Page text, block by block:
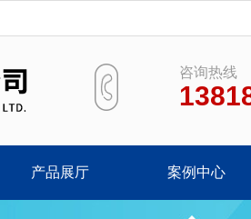
咨询热线
产品展厅 案例中心